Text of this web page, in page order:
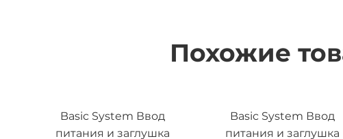
Похожие
Basic System Ввод
питания и заглушка
Basic System Ввод
питания и заглушка